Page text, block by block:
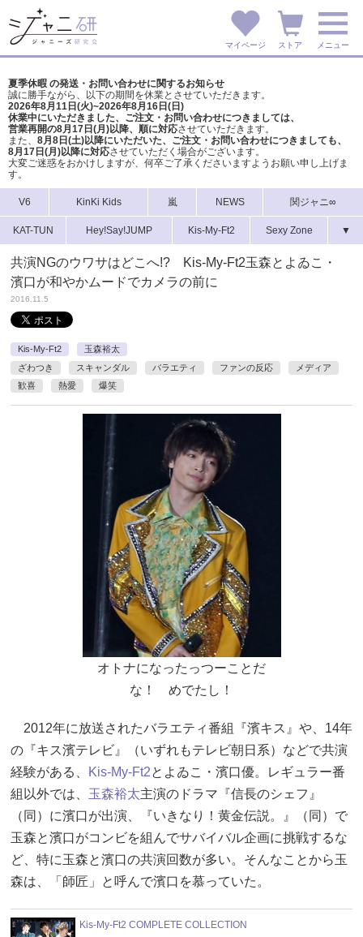
マイページ ストア メニュー
夏季休暇 の発送・お問い合わせに関するお知らせ
誠に勝手ながら、以下の期間を休業とさせていただきます。
2026年8月11日(火)~2026年8月16日(日)
休業中にいただきました、ご注文・お問い合わせにつきましては、
営業再開の8月17日(月)以降、順に対応させていただきます。
また、 8月8日(土)以降にいただいた、ご注文・ お問い合わせにつきましても、
8月17日(月)以降に対応させていただく場合がございます。
大変ご迷惑をおかけしますが、 何卒ご了承くださいますようお願い申し上げま
す。
V6 KinKi Kids 嵐 NEWS 関ジャニ∞
KAT-TUN Hey!Say!JUMP Kis-My-Ft2 Sexy Zone ▼
共演NGのウワサはどこへ!? Kis-My-Ft2玉森とよゐこ・
濱口が和やかムードでカメラの前に
2016.11.5
Kis-My-Ft2
玉森裕太
ざわつき
スキャンダル バラエティ ファンの反応
メディア
歓喜
熱愛 爆笑
オトナになったっつーことだ
な！ めでたし！
2012年に放送されたバラエティ番組『濱キス』や、14年
の『キス濱テレビ』（いずれもテレビ朝日系）などで共演
経験がある、
Kis-My-Ft2とよゐこ・濱口優。レギュラー番
組以外では、 玉森裕太主演のドラマ『信長のシェフ』
（同）に濱口が出演、『いきなり！黄金伝説。』（同）で
玉森と濱口がコンビを組んでサバイバル企画に挑戦するな
ど、特に玉森と濱口の共演回数が多い。そんなことから玉
森は、「師匠」と呼んで濱口を慕っていた。
Kis-My-Ft2 COMPLETE COLLECTION